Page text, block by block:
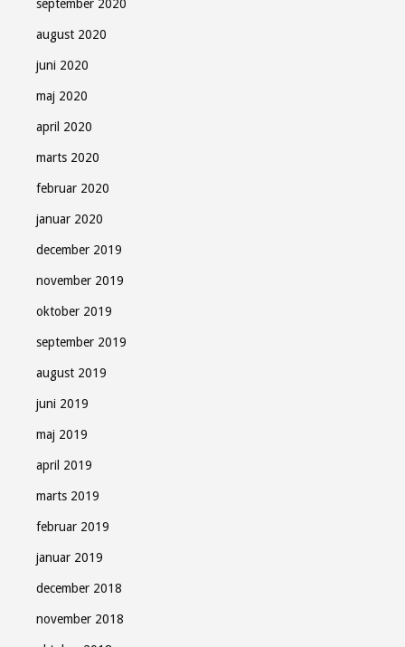
september 2020
august 2020
juni 2020
maj 2020
april 2020
marts 2020
februar 2020
januar 2020
december 2019
november 2019
oktober 2019
september 2019
august 2019
juni 2019
maj 2019
april 2019
marts 2019
februar 2019
januar 2019
december 2018
november 2018